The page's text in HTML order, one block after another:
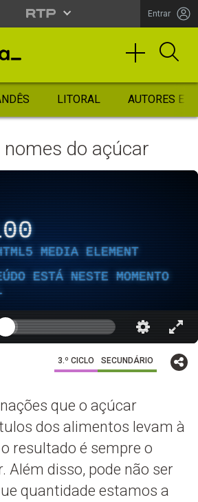
Entrar
LITORAL AUTORES
do açúcar
MEDIA ELEMENT
ESTÁ NESTE MOMENTO
3.º CICLO SECUNDÁRIO
que o açúcar
dos alimentos levam à
resultado é sempre o
Além disso, pode não ser
quantidade estamos a